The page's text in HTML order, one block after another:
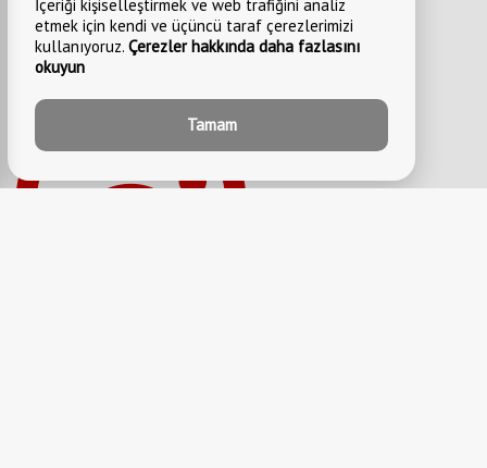
İçeriği kişiselleştirmek ve web trafiğini analiz
etmek için kendi ve üçüncü taraf çerezlerimizi
kullanıyoruz. Çerezler hakkında daha fazlasını
okuyun
Tamam